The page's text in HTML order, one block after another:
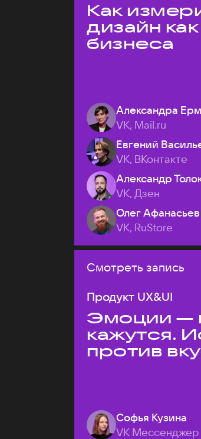
Как
дизайн
бизнеса
Александра
VK, Mail.ru
Евгений
VK, ВКонтакте
Александр
VK, Дзен
Олег Афанасьев
VK, RuStore
Смотреть запись
Продукт UX&UI
Эмоции —
кажутся.
против
Софья Кузина
VK Мессенджер